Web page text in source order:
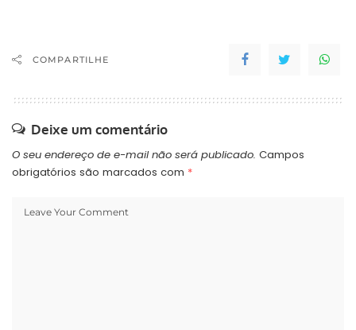
COMPARTILHE
Deixe um comentário
O seu endereço de e-mail não será publicado. Campos
obrigatórios são marcados com *